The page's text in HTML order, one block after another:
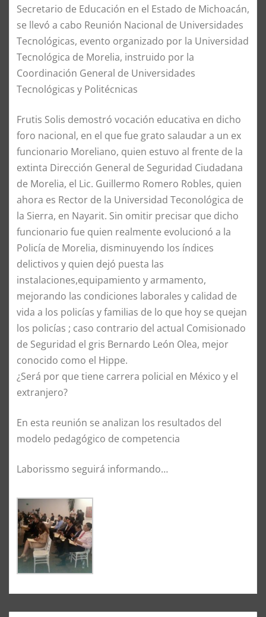
Secretario de Educación en el Estado de Michoacán,
se llevó a cabo Reunión Nacional de Universidades
Tecnológicas, evento organizado por la Universidad
Tecnológica de Morelia, instruido por la
Coordinación General de Universidades
Tecnológicas y Politécnicas
Frutis Solis demostró vocación educativa en dicho
foro nacional, en el que fue grato salaudar a un ex
funcionario Moreliano, quien estuvo al frente de la
extinta Dirección General de Seguridad Ciudadana
de Morelia, el Lic. Guillermo Romero Robles, quien
ahora es Rector de la Universidad Teconológica de
la Sierra, en Nayarit. Sin omitir precisar que dicho
funcionario fue quien realmente evolucionó a la
Policía de Morelia, disminuyendo los índices
delictivos y quien dejó puesta las
instalaciones,equipamiento y armamento,
mejorando las condiciones laborales y calidad de
vida a los policías y familias de lo que hoy se quejan
los policías ; caso contrario del actual Comisionado
de Seguridad el gris Bernardo León Olea, mejor
conocido como el Hippe.
¿Será por que tiene carrera policial en México y el
extranjero?
En esta reunión se analizan los resultados del
modelo pedagógico de competencia
Laborissmo seguirá informando…